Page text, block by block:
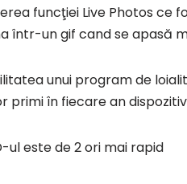
funcţiei Live Photos ce
într-un gif cand se apasă
unui program de
primi în fiecare an
ul este de 2 ori mai rapid